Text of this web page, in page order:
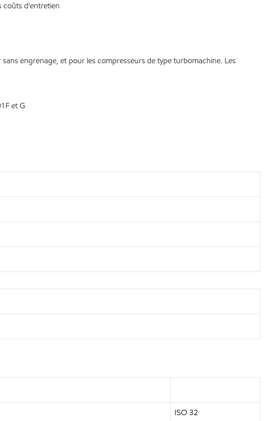
coûts d'entretien
engrenage, et pour les compresseurs de type turbomachine. Les
et G
ISO 32